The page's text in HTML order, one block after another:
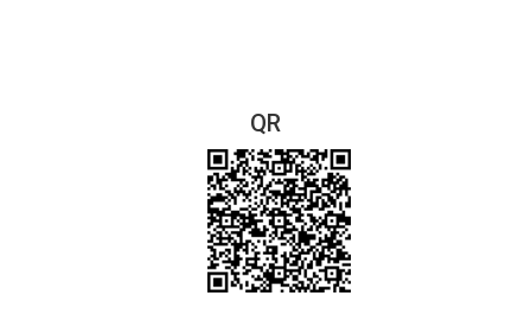
QR